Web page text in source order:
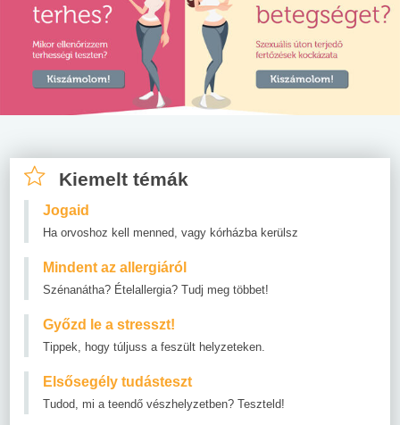
Kiemelt témák
Jogaid
Ha orvoshoz kell menned, vagy kórházba kerülsz
Mindent az allergiáról
Szénanátha? Ételallergia? Tudj meg többet!
Győzd le a stresszt!
Tippek, hogy túljuss a feszült helyzeteken.
Elsősegély tudásteszt
Tudod, mi a teendő vészhelyzetben? Teszteld!